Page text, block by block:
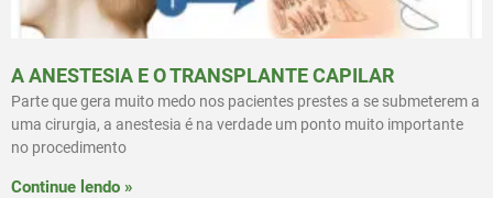
A ANESTESIA E O TRANSPLANTE CAPILAR
Parte que gera muito medo nos pacientes prestes a se submeterem a
uma cirurgia, a anestesia é na verdade um ponto muito importante
no procedimento
Continue lendo »